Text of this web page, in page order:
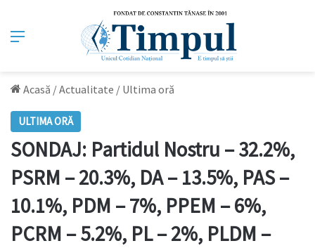
Meniu
Acasă /Actualitate / Ultima oră
ULTIMA ORĂ
SONDAJ: Partidul Nostru – 32.2%,
PSRM – 20.3%, DA – 13.5%, PAS –
10.1%, PDM – 7%, PPEM – 6%,
PCRM – 5.2%, PL – 2%, PLDM –